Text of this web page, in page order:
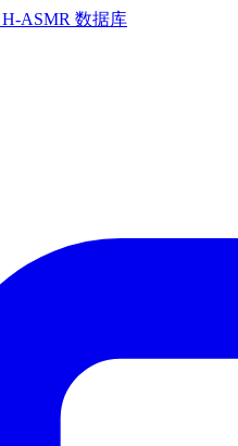
ASMR 数据库